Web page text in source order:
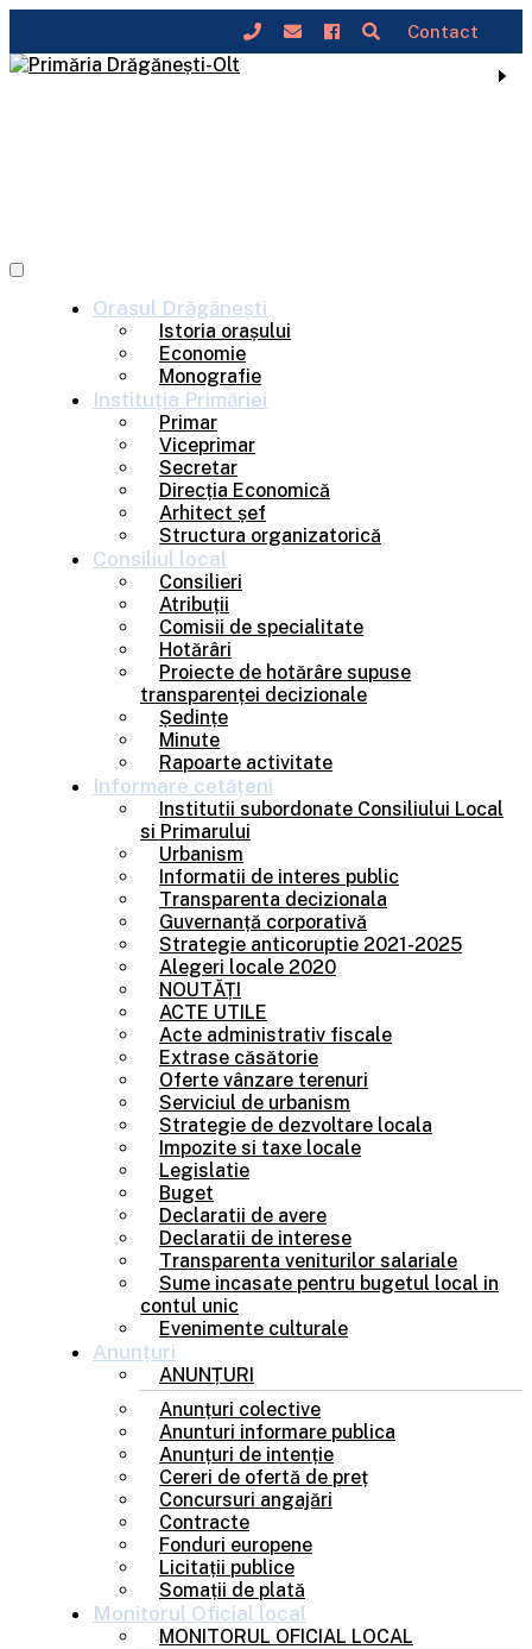
Skip
Orașul Drăgănești
Istoria orașului
Economie
Monografie
Instituția Primăriei
Primar
Viceprimar
Secretar
Direcția Economică
Arhitect șef
Structura organizatorică
Consiliul local
Consilieri
Atribuții
Comisii de specialitate
Hotărâri
Proiecte de hotărâre supuse
transparenței decizionale
Ședințe
Minute
Rapoarte activitate
Informare cetățeni
Institutii subordonate Consiliului Local
si Primarului
Urbanism
Informatii de interes public
Transparenta decizionala
Guvernanță corporativă
Strategie anticoruptie 2021-2025
Alegeri locale 2020
NOUTĂȚI
ACTE UTILE
Acte administrativ fiscale
Extrase căsătorie
Oferte vânzare terenuri
Serviciul de urbanism
Strategie de dezvoltare locala
Impozite si taxe locale
Legislatie
Buget
Declaratii de avere
Declaratii de interese
Transparenta veniturilor salariale
Sume incasate pentru bugetul local in
contul unic
Evenimente culturale
Anunțuri
ANUNȚURI
Anunțuri colective
Anunturi informare publica
Anunțuri de intenție
Cereri de ofertă de preț
Concursuri angajări
Contracte
Fonduri europene
Licitații publice
Somații de plată
Monitorul Oficial local
MONITORUL OFICIAL LOCAL
Contact